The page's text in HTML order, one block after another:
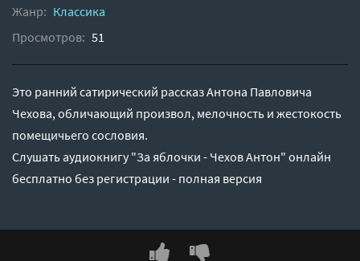
Жанр: Классика
Просмотров: 51
Это ранний сатирический рассказ Антона Павловича
Чехова, обличающий произвол, мелочность и жестокость
помещичьего сословия.
Слушать аудиокнигу "За яблочки - Чехов Антон" онлайн
бесплатно без регистрации - полная версия